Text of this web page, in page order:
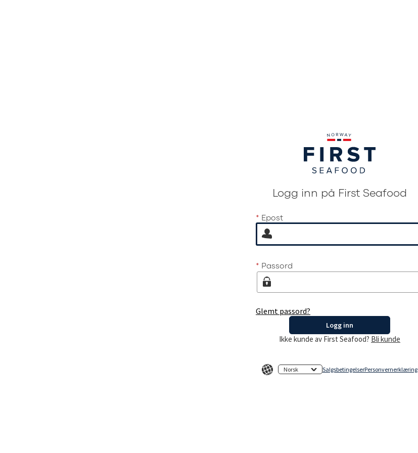
Logg inn på First Seafood
* Epost
* Passord
Glemt passord?
Logg inn
Ikke kunde av First Seafood? Bli kunde
Norsk SalgsbetingelserPersonvernerklæring